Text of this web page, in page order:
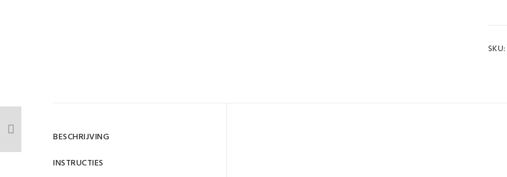
SKU:
BESCHRIJVING
INSTRUCTIES